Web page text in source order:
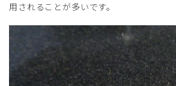
用されることが多いです。